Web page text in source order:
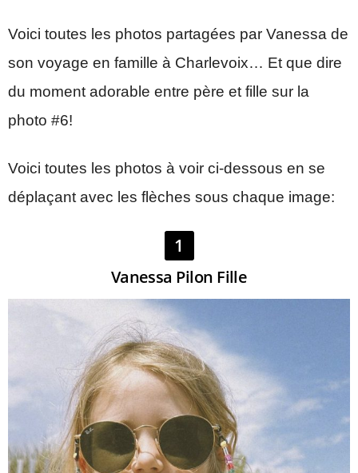
Voici toutes les photos partagées par Vanessa de
son voyage en famille à Charlevoix… Et que dire
du moment adorable entre père et fille sur la
photo #6!
Voici toutes les photos à voir ci-dessous en se
déplaçant avec les flèches sous chaque image:
1
Vanessa Pilon Fille